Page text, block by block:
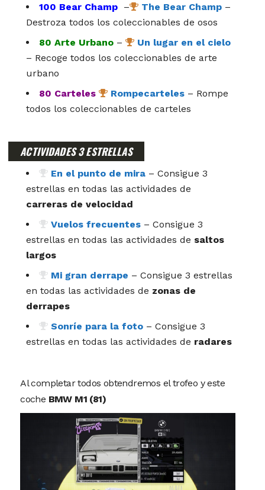
100 Bear Champ – The Bear Champ –
Destroza todos los coleccionables de osos
80 Arte Urbano –
Un lugar en el cielo
– Recoge todos los coleccionables de arte
urbano
80 Carteles
Rompecarteles – Rompe
todos los coleccionables de carteles
ACTIVIDADES 3 ESTRELLAS
En el punto de mira – Consigue 3
estrellas en todas las actividades de
carreras de velocidad
Vuelos frecuentes – Consigue 3
estrellas en todas las actividades de saltos
largos
Mi gran derrape – Consigue 3 estrellas
en todas las actividades de zonas de
derrapes
Sonríe para la foto – Consigue 3
estrellas en todas las actividades de radares
Al completar todos obtendremos el trofeo y este
coche BMW M1 (81)